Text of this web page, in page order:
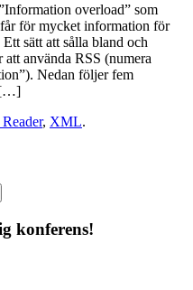
overload” som
för mycket information för
sätt att sålla bland och
använda RSS (numera
Nedan följer fem
[…]
, XML.
konferens!